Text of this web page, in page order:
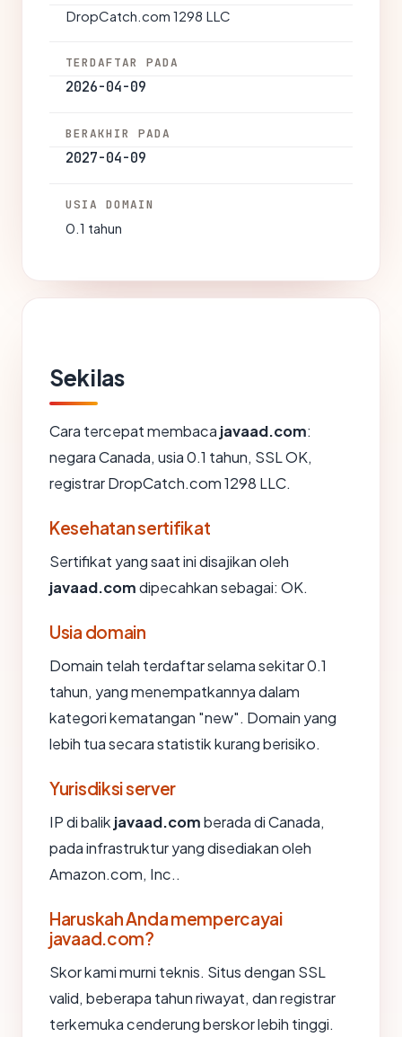
DropCatch.com 1298 LLC
TERDAFTAR PADA
2026-04-09
BERAKHIR PADA
2027-04-09
USIA DOMAIN
0.1 tahun
Sekilas
Cara tercepat membaca javaad.com:
negara Canada, usia 0.1 tahun, SSL OK,
registrar DropCatch.com 1298 LLC.
Kesehatan sertifikat
Sertifikat yang saat ini disajikan oleh
javaad.comdipecahkan sebagai: OK.
Usia domain
Domain telah terdaftar selama sekitar 0.1
tahun, yang menempatkannya dalam
kategori kematangan "new". Domain yang
lebih tua secara statistik kurang berisiko.
Yurisdiksi server
IP di balik javaad.comberada di Canada,
pada infrastruktur yang disediakan oleh
Amazon.com, Inc..
Haruskah Anda mempercayai
javaad.com?
Skor kami murni teknis. Situs dengan SSL
valid, beberapa tahun riwayat, dan registrar
terkemuka cenderung berskor lebih tinggi.